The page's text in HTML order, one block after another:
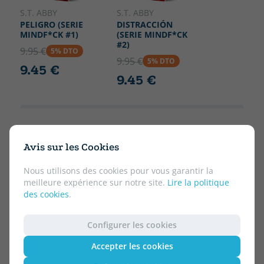
Avis sur les Cookies
Nous utilisons des cookies pour vous garantir la
meilleure expérience sur notre site. Lire la politique
des cookies.
Configurer les cookies
Accepter les cookies
S.T. ABBY
PELIGRO (SERIE
MINDF*CK #1)
9.95 € 5% DTO
9.45 €
S.T. ABBY
DISTRACCIÓN
(SERIE MINDF*CK
#2)
9.95 € 5% DTO
9.45 €